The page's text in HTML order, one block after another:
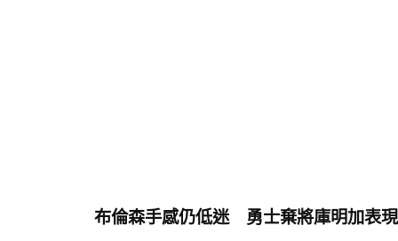
布倫森手感仍低迷 勇士棄將庫明加表